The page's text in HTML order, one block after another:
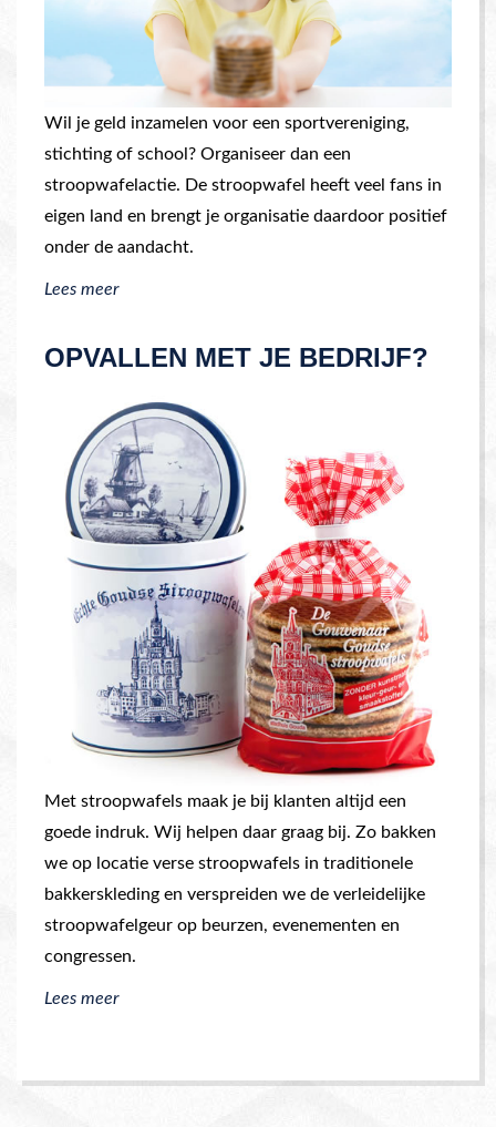
Wil je geld inzamelen voor een sportvereniging,
stichting of school? Organiseer dan een
stroopwafelactie. De stroopwafel heeft veel fans in
eigen land en brengt je organisatie daardoor positief
onder de aandacht.
Lees meer
OPVALLEN MET JE BEDRIJF?
Met stroopwafels maak je bij klanten altijd een
goede indruk. Wij helpen daar graag bij. Zo bakken
we op locatie verse stroopwafels in traditionele
bakkerskleding en verspreiden we de verleidelijke
stroopwafelgeur op beurzen, evenementen en
congressen.
Lees meer